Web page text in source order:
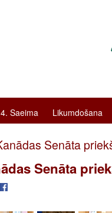
Saeima Likumdošana
Senāta
Senāta